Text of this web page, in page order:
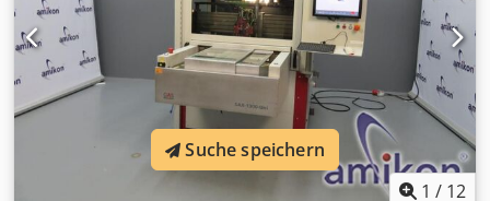
1 / 12
Suche speichern